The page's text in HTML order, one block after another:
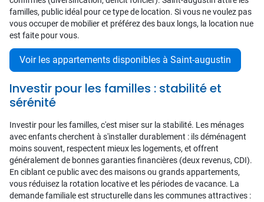
familles, public idéal pour ce type de location. Si vous ne voulez pas
vous occuper de mobilier et préférez des baux longs, la location nue
est faite pour vous.
Voir les appartements disponibles à Saint-augustin
Investir pour les familles : stabilité et
sérénité
Investir pour les familles, c'est miser sur la stabilité. Les ménages
avec enfants cherchent à s'installer durablement : ils déménagent
moins souvent, respectent mieux les logements, et offrent
généralement de bonnes garanties financières (deux revenus, CDI).
En ciblant ce public avec des maisons ou grands appartements,
vous réduisez la rotation locative et les périodes de vacance. La
demande familiale est structurelle dans les communes attractives :